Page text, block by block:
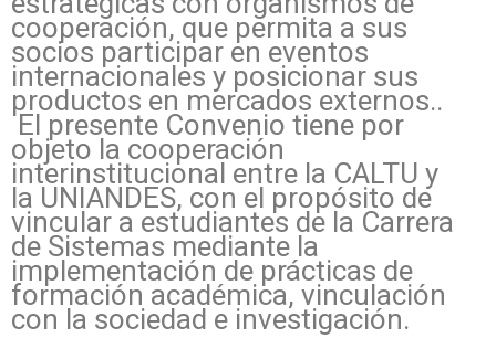
cooperación, que permita a sus
socios participar en eventos
internacionales y posicionar sus
productos en mercados externos..
El presente Convenio tiene por
objeto la cooperación
interinstitucional entre la CALTU y
la UNIANDES, con el propósito de
vincular a estudiantes de la Carrera
de Sistemas mediante la
implementación de prácticas de
formación académica, vinculación
con la sociedad e investigación.